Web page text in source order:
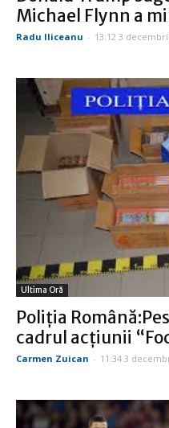
Michael Flynn a
Radu Iliceanu - 13:12 3
Ultima Oră
Poliţia
cadrul acţiunii
Carmen Zuican - 11:34 3